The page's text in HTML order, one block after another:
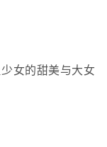
女的甜美与大女